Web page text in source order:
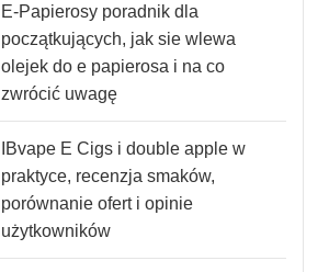
E-Papierosy poradnik dla
początkujących, jak sie wlewa
olejek do e papierosa i na co
zwrócić uwagę
IBvape E Cigs i double apple w
praktyce, recenzja smaków,
porównanie ofert i opinie
użytkowników